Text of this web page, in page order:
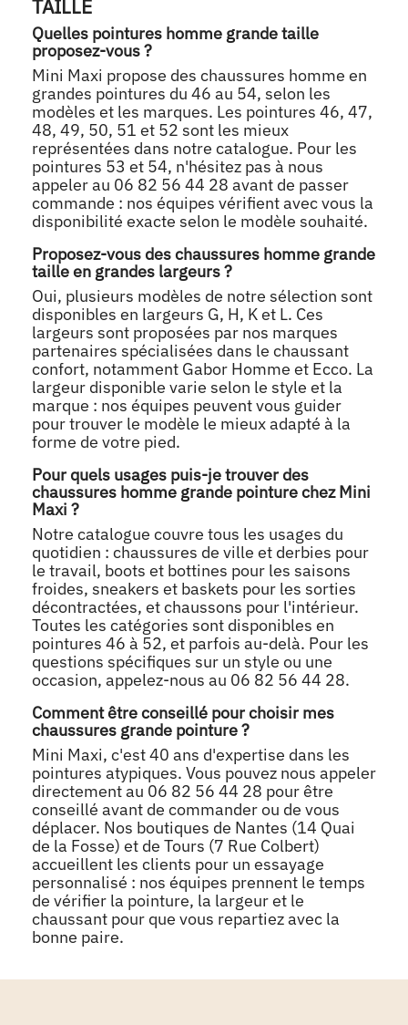
TAILLE
Quelles pointures homme grande taille
proposez-vous ?
Mini Maxi propose des chaussures homme en
grandes pointures du 46 au 54, selon les
modèles et les marques. Les pointures 46, 47,
48, 49, 50, 51 et 52 sont les mieux
représentées dans notre catalogue. Pour les
pointures 53 et 54, n'hésitez pas à nous
appeler au 06 82 56 44 28 avant de passer
commande : nos équipes vérifient avec vous la
disponibilité exacte selon le modèle souhaité.
Proposez-vous des chaussures homme grande
taille en grandes largeurs ?
Oui, plusieurs modèles de notre sélection sont
disponibles en largeurs G, H, K et L. Ces
largeurs sont proposées par nos marques
partenaires spécialisées dans le chaussant
confort, notamment Gabor Homme et Ecco. La
largeur disponible varie selon le style et la
marque : nos équipes peuvent vous guider
pour trouver le modèle le mieux adapté à la
forme de votre pied.
Pour quels usages puis-je trouver des
chaussures homme grande pointure chez Mini
Maxi ?
Notre catalogue couvre tous les usages du
quotidien : chaussures de ville et derbies pour
le travail, boots et bottines pour les saisons
froides, sneakers et baskets pour les sorties
décontractées, et chaussons pour l'intérieur.
Toutes les catégories sont disponibles en
pointures 46 à 52, et parfois au-delà. Pour les
questions spécifiques sur un style ou une
occasion, appelez-nous au 06 82 56 44 28.
Comment être conseillé pour choisir mes
chaussures grande pointure ?
Mini Maxi, c'est 40 ans d'expertise dans les
pointures atypiques. Vous pouvez nous appeler
directement au 06 82 56 44 28 pour être
conseillé avant de commander ou de vous
déplacer. Nos boutiques de Nantes (14 Quai
de la Fosse) et de Tours (7 Rue Colbert)
accueillent les clients pour un essayage
personnalisé : nos équipes prennent le temps
de vérifier la pointure, la largeur et le
chaussant pour que vous repartiez avec la
bonne paire.